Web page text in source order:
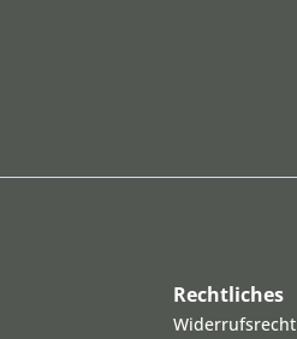
Rechtliches
Widerrufsrecht